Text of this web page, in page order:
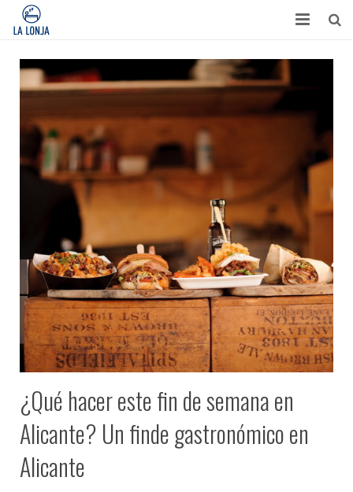
HABITACIONES
CONTACTO
TURISMO
OPINIONES
APARTAMENTOS
¿Qué hacer este fin de semana en
Alicante? Un finde gastronómico en
Alicante